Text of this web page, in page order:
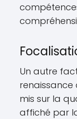
Un autre
renaissance
mis sur la
affiché par